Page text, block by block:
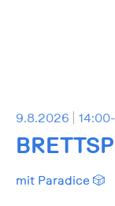
9.8.2026
mit Paradice 🎲